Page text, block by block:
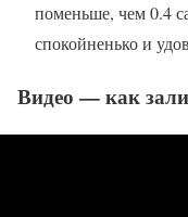
поменьше, чем 0.4
спокойненько и
Видео — как